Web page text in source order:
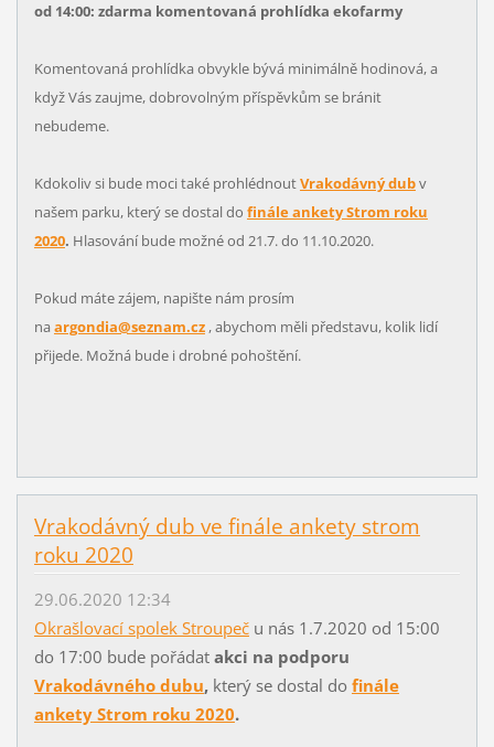
od 14:00: zdarma komentovaná prohlídka ekofarmy
Komentovaná prohlídka obvykle bývá minimálně hodinová, a
když Vás zaujme, dobrovolným příspěvkům se bránit
nebudeme.
Kdokoliv si bude moci také prohlédnoutVrakodávný dubv
našem parku, který se dostal do finále ankety Strom roku
2020. Hlasování bude možné od 21.7. do 11.10.2020.
Pokud máte zájem, napište nám prosím
na argondia@seznam.cz, abychom měli představu, kolik lidí
přijede. Možná bude i drobné pohoštění.
Vrakodávný dub ve finále ankety strom
roku 2020
29.06.2020 12:34
Okrašlovací spolek Stroupeču nás 1.7.2020 od 15:00
do 17:00 bude pořádat akci na podporu
Vrakodávného dubu, který se dostal do finále
ankety Strom roku 2020.